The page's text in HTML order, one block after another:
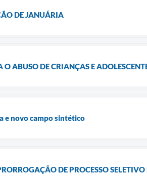
DE JANUÁRIA
ABUSO DE CRIANÇAS E
e novo campo sintético
DE PROCESSO